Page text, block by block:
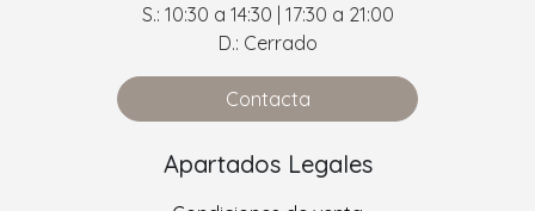
S.: 10:30 a 14:30 | 17:30 a 21:00
D.: Cerrado
Contacta
Apartados Legales